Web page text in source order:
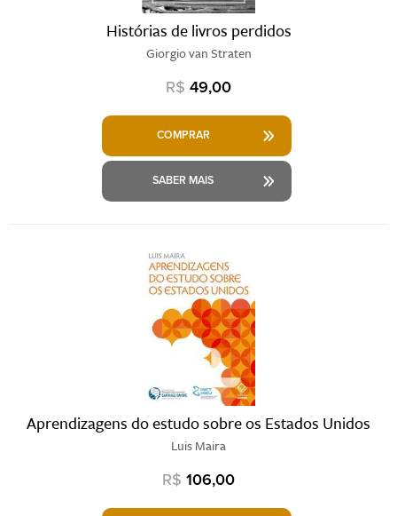
Histórias de livros perdidos
Giorgio van Straten
R$ 49,00
COMPRAR
SABER MAIS
Aprendizagens do estudo sobre os Estados Unidos
Luis Maira
R$ 106,00